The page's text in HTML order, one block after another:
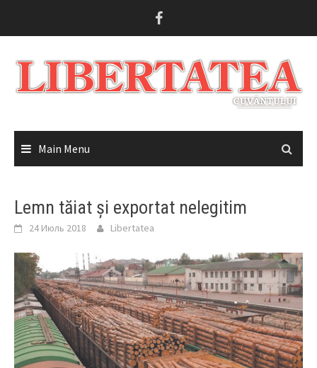
Main Menu
Lemn tăiat și exportat nelegitim
24 Июль 2018 Libertatea